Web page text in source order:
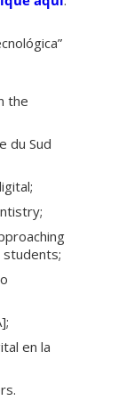
the
du Sud
students;
en la